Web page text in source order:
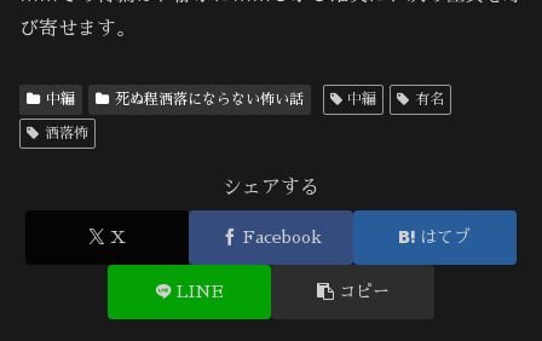
び寄せます。
中編 死ぬ程洒落にならない怖い話 中編 有名
洒落怖
シェアする
X Facebook はてブ
LINE コピー